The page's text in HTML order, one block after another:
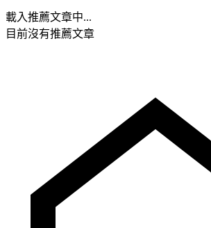
載入推薦文章中...
目前沒有推薦文章